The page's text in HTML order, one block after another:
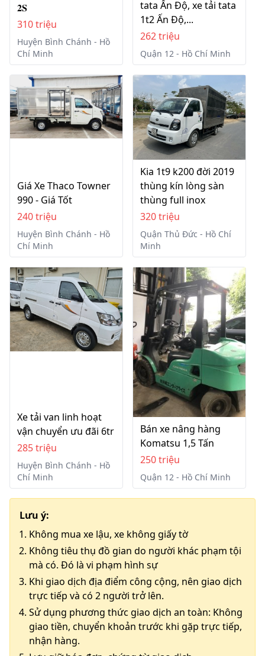
𝟐𝐒
310 triệu
Huyện Bình Chánh - Hồ
Chí Minh
tata Ấn Độ, xe tải tata
1t2 Ấn Độ,...
262 triệu
Quận 12 - Hồ Chí Minh
Giá Xe Thaco Towner
990 - Giá Tốt
240 triệu
Huyện Bình Chánh - Hồ
Chí Minh
Kia 1t9 k200 đời 2019
thùng kín lòng sàn
thùng full inox
320 triệu
Quận Thủ Đức - Hồ Chí
Minh
Xe tải van linh hoạt
vận chuyển ưu đãi 6tr
285 triệu
Huyện Bình Chánh - Hồ
Chí Minh
Bán xe nâng hàng
Komatsu 1,5 Tấn
250 triệu
Quận 12 - Hồ Chí Minh
Lưu ý:
Không mua xe lậu, xe không giấy tờ
Không tiêu thụ đồ gian do người khác phạm tội
mà có. Đó là vi phạm hình sự
Khi giao dịch địa điểm công cộng, nên giao dịch
trực tiếp và có 2 người trở lên.
Sử dụng phương thức giao dịch an toàn: Không
giao tiền, chuyển khoản trước khi gặp trực tiếp,
nhận hàng.